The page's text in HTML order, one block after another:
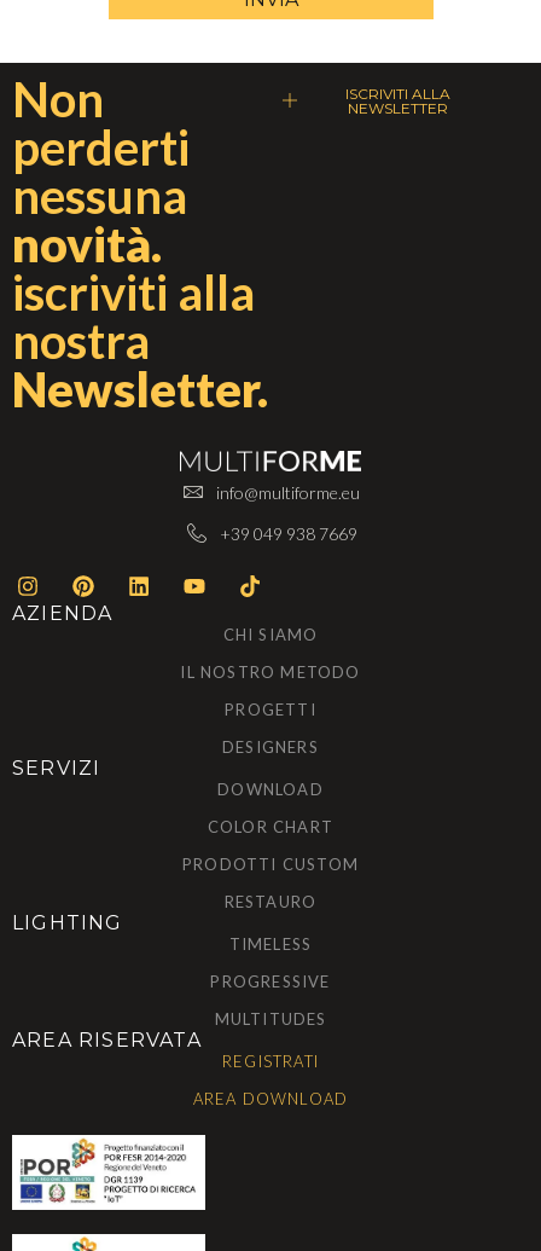
Non
perderti
nessuna
novità.
iscriviti alla
nostra
Newsletter.
ISCRIVITI ALLA
NEWSLETTER
info@multiforme.eu
+39 049 938 7669
AZIENDA
CHI SIAMO
IL NOSTRO METODO
PROGETTI
DESIGNERS
SERVIZI
DOWNLOAD
COLOR CHART
PRODOTTI CUSTOM
RESTAURO
LIGHTING
TIMELESS
PROGRESSIVE
MULTITUDES
AREA RISERVATA
REGISTRATI
AREA DOWNLOAD